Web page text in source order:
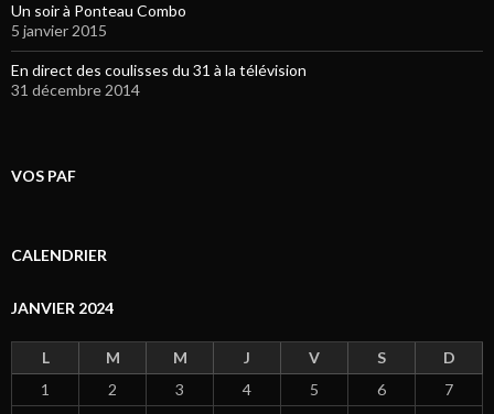
Un soir à Ponteau Combo
5 janvier 2015
En direct des coulisses du 31 à la télévision
31 décembre 2014
VOS PAF
CALENDRIER
JANVIER 2024
L M M J V S
D
1
2 3 4 5 6
7